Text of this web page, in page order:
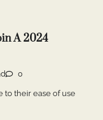
A 2024
0
to their ease of use